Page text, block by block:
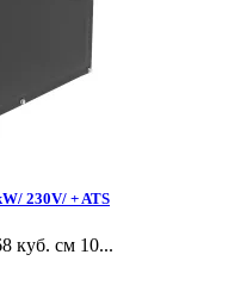
230V/ + ATS
куб. см 10...